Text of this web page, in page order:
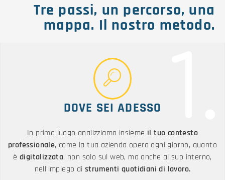
Tre passi, un percorso, una
mappa. Il nostro metodo.
DOVE SEI ADESSO
In primo luogo analizziamo insieme il tuo contesto
professionale, come la tua azienda opera ogni giorno, quanto
è digitalizzata, non solo sul web, ma anche al suo interno,
nell'impiego di strumenti quotidiani di lavoro.